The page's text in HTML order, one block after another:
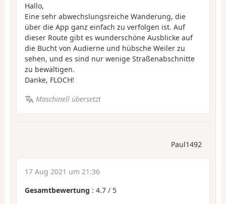
Hallo,
Eine sehr abwechslungsreiche Wanderung, die
über die App ganz einfach zu verfolgen ist. Auf
dieser Route gibt es wunderschöne Ausblicke auf
die Bucht von Audierne und hübsche Weiler zu
sehen, und es sind nur wenige Straßenabschnitte
zu bewältigen.
Danke, FLOCH!
Maschinell übersetzt
Paul1492
17 Aug 2021 um 21:36
Gesamtbewertung : 4.7 / 5